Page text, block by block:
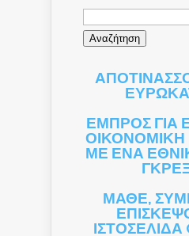
Αναζήτηση
ΕΜΠΡΟΣ ΓΙΑ
ΟΙΚΟΝΟΜΙΚΗ
ΜΕ ΕΝΑ
ΜΑΘΕ,
ΙΣΤΟΣΕΛΙΔΑ